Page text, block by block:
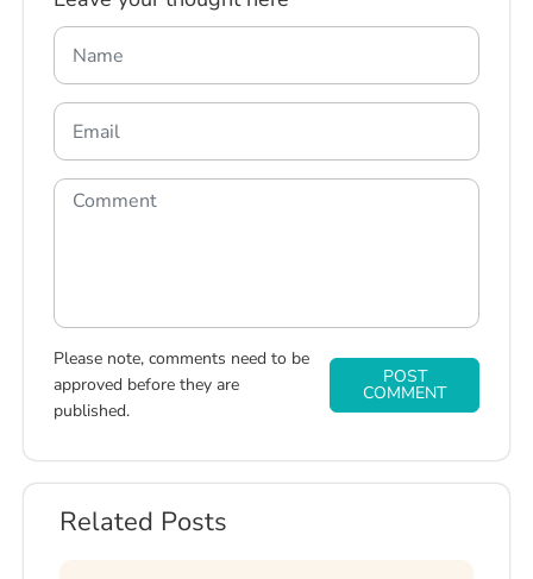
Please note, comments need to be
approved before they are
published.
POST
COMMENT
Related Posts